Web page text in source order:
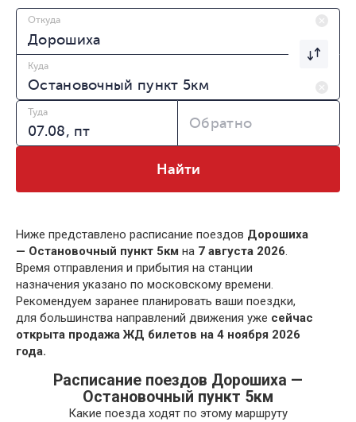
Откуда
Куда
Туда
Обратно
Найти
Ниже представлено расписание поездов Дорошиха
— Остановочный пункт 5км на 7 августа 2026.
Время отправления и прибытия на станции
назначения указано по московскому времени.
Рекомендуем заранее планировать ваши поездки,
для большинства направлений движения уже сейчас
открыта продажа ЖД билетов на 4 ноября 2026
года.
Расписание поездов Дорошиха —
Остановочный пункт 5км
Какие поезда ходят по этому маршруту